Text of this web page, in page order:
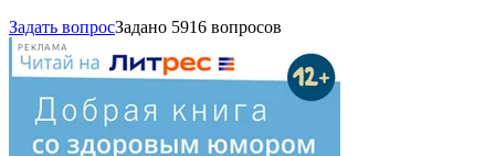
Задать вопросЗадано 5916 вопросов
РЕКЛАМА